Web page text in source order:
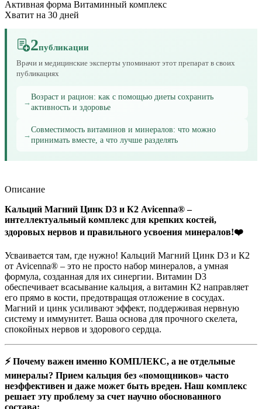
Активная форма Витаминный комплекс
Хватит на 30 дней
2публикации
Врачи и медицинские эксперты упоминают этот препарат в своих
публикациях
→
Возраст и рацион: как с помощью диеты сохранить
активность и здоровье
→
Совместимость витаминов и минералов: что можно
принимать вместе, а что лучше разделять
Описание
Кальций Магний Цинк D3 и К2 Avicenna® –
интеллектуальный комплекс для крепких костей,
здоровых нервов и правильного усвоения минералов!❤️
Усваивается там, где нужно! Кальций Магний Цинк D3 и К2
от Avicenna® – это не просто набор минералов, а умная
формула, созданная для их синергии. Витамин D3
обеспечивает всасывание кальция, а витамин К2 направляет
его прямо в кости, предотвращая отложение в сосудах.
Магний и цинк усиливают эффект, поддерживая нервную
систему и иммунитет. Ваша основа для прочного скелета,
спокойных нервов и здорового сердца.
⚡️ Почему важен именно КОМПЛЕКС, а не отдельные
минералы? Прием кальция без «помощников» часто
неэффективен и даже может быть вреден. Наш комплекс
решает эту проблему за счет научно обоснованного
состава: